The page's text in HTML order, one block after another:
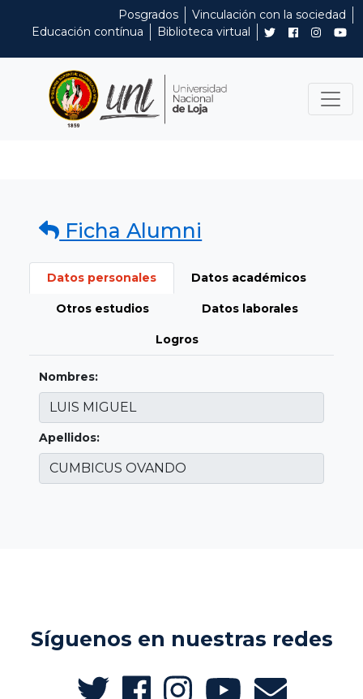
Posgrados
Vinculación con la sociedad
Educación contínua
Biblioteca virtual
Ficha Alumni
Datos personales Datos académicos
Otros estudios Datos laborales
Logros
Nombres:
Apellidos:
Síguenos en nuestras redes